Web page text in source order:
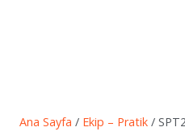
Ana Sayfa / Ekip – Pratik /